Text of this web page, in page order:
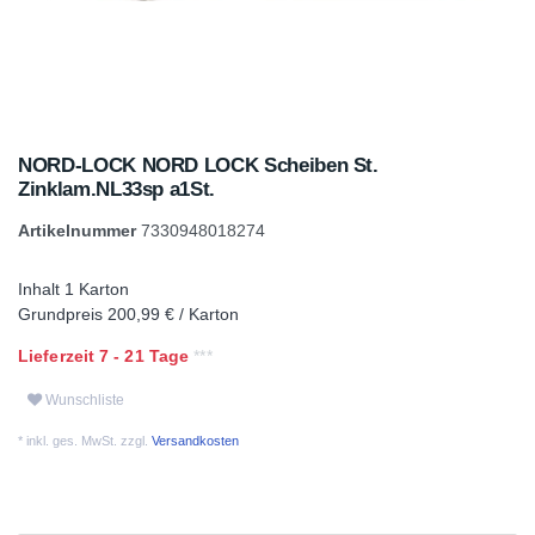
NORD-LOCK NORD LOCK Scheiben St.
Zinklam.NL33sp a1St.
Artikelnummer7330948018274
Inhalt 1 Karton
Grundpreis 200,99 € / Karton
Lieferzeit 7 - 21 Tage
Wunschliste
* inkl. ges. MwSt. zzgl. Versandkosten